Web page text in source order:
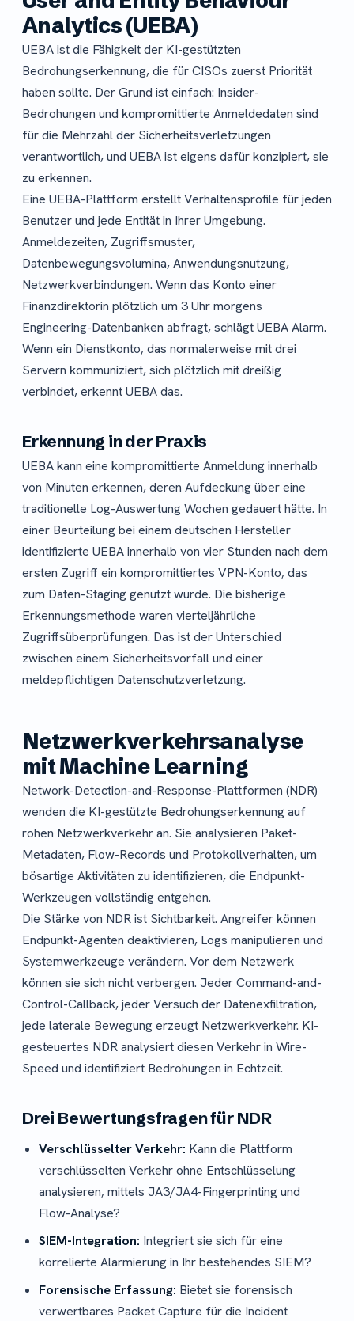
Analytics (UEBA)
UEBA ist die Fähigkeit der KI-gestützten
Bedrohungserkennung, die für CISOs zuerst Priorität
haben sollte. Der Grund ist einfach: Insider-
Bedrohungen und kompromittierte Anmeldedaten sind
für die Mehrzahl der Sicherheitsverletzungen
verantwortlich, und UEBA ist eigens dafür konzipiert, sie
zu erkennen.
Eine UEBA-Plattform erstellt Verhaltensprofile für jeden
Benutzer und jede Entität in Ihrer Umgebung.
Anmeldezeiten, Zugriffsmuster,
Datenbewegungsvolumina, Anwendungsnutzung,
Netzwerkverbindungen. Wenn das Konto einer
Finanzdirektorin plötzlich um 3 Uhr morgens
Engineering-Datenbanken abfragt, schlägt UEBA Alarm.
Wenn ein Dienstkonto, das normalerweise mit drei
Servern kommuniziert, sich plötzlich mit dreißig
verbindet, erkennt UEBA das.
Erkennung in der Praxis
UEBA kann eine kompromittierte Anmeldung innerhalb
von Minuten erkennen, deren Aufdeckung über eine
traditionelle Log-Auswertung Wochen gedauert hätte. In
einer Beurteilung bei einem deutschen Hersteller
identifizierte UEBA innerhalb von vier Stunden nach dem
ersten Zugriff ein kompromittiertes VPN-Konto, das
zum Daten-Staging genutzt wurde. Die bisherige
Erkennungsmethode waren vierteljährliche
Zugriffsüberprüfungen. Das ist der Unterschied
zwischen einem Sicherheitsvorfall und einer
meldepflichtigen Datenschutzverletzung.
Netzwerkverkehrsanalyse
mit Machine Learning
Network-Detection-and-Response-Plattformen (NDR)
wenden die KI-gestützte Bedrohungserkennung auf
rohen Netzwerkverkehr an. Sie analysieren Paket-
Metadaten, Flow-Records und Protokollverhalten, um
bösartige Aktivitäten zu identifizieren, die Endpunkt-
Werkzeugen vollständig entgehen.
Die Stärke von NDR ist Sichtbarkeit. Angreifer können
Endpunkt-Agenten deaktivieren, Logs manipulieren und
Systemwerkzeuge verändern. Vor dem Netzwerk
können sie sich nicht verbergen. Jeder Command-and-
Control-Callback, jeder Versuch der Datenexfiltration,
jede laterale Bewegung erzeugt Netzwerkverkehr. KI-
gesteuertes NDR analysiert diesen Verkehr in Wire-
Speed und identifiziert Bedrohungen in Echtzeit.
Drei Bewertungsfragen für NDR
Verschlüsselter Verkehr: Kann die Plattform
verschlüsselten Verkehr ohne Entschlüsselung
analysieren, mittels JA3/JA4-Fingerprinting und
Flow-Analyse?
SIEM-Integration: Integriert sie sich für eine
korrelierte Alarmierung in Ihr bestehendes SIEM?
Forensische Erfassung: Bietet sie forensisch
verwertbares Packet Capture für die Incident